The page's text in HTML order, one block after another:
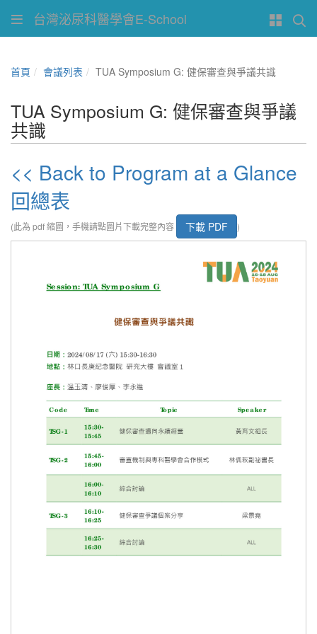
台灣泌尿科醫學會E-School
首頁 會議列表 TUA Symposium G: 健保審查與爭議共識
TUA Symposium G: 健保審查與爭議
共識
<< Back to Program at a Glance
回總表
(此為 pdf 縮圖，手機請點圖片下載完整內容 下載 PDF )